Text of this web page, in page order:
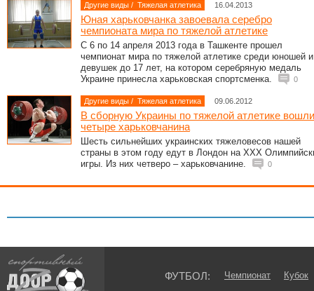
Другие виды / Тяжелая атлетика 16.04.2013
Юная харьковчанка завоевала серебро
чемпионата мира по тяжелой атлетике
С 6 по 14 апреля 2013 года в Ташкенте прошел
чемпионат мира по тяжелой атлетике среди юношей и
девушек до 17 лет, на котором серебряную медаль
Украине принесла харьковская спортсменка.
0
Другие виды / Тяжелая атлетика 09.06.2012
В сборную Украины по тяжелой атлетике вошли
четыре харьковчанина
Шесть сильнейших украинских тяжеловесов нашей
страны в этом году едут в Лондон на ХХХ
игры. Из них четверо – харьковчанине.
0
ФУТБОЛ: Чемпионат Кубок